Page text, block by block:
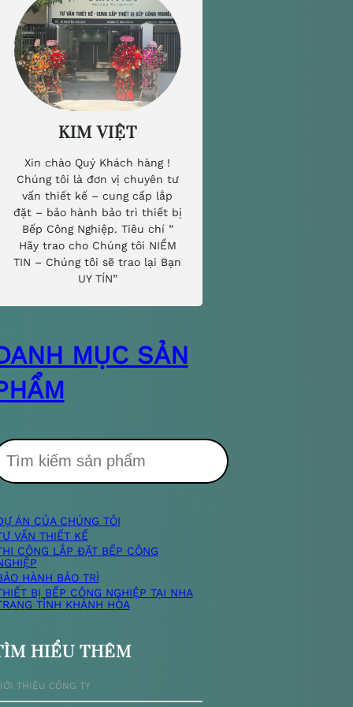
KIM VIỆT
Xin chào Quý Khách hàng !
Chúng tôi là đơn vị chuyên tư
vấn thiết kế – cung cấp lắp
đặt – bảo hành bảo trì thiết bị
Bếp Công Nghiệp. Tiêu chí ”
Hãy trao cho Chúng tôi NIỀM
TIN – Chúng tôi sẽ trao lại Bạn
UY TÍN”
MỤC SẢN
ế
ÁN CỦA CHÚNG TÔI
VẤN THIẾT KẾ
CÔNG LẮP ĐẶT BẾP CÔNG
HÀNH BẢO TRÌ
BỊ BẾP CÔNG NGHIỆP TẠI NHA
TỈNH KHÁNH HÒA
HIỂU THÊM
THIỆU CÔNG TY